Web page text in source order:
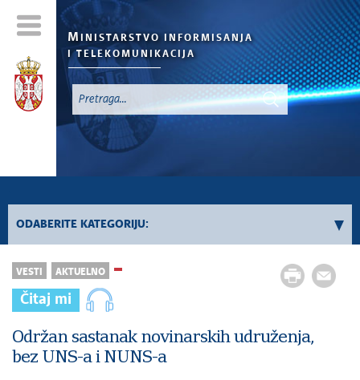
M INISTARSTVO INFORMISANJA
I TELEKOMUNIKACIJA
ODABERITE KATEGORIJU:
Konkursi iz oblasti informisanja
Konkursi iz oblasti telekomunikacija
Konkursi iz oblasti informacionog društva
VESTI AKTUELNO
Čitaj mi
Održan sastanak novinarskih udruženja,
bez UNS-a i NUNS-a